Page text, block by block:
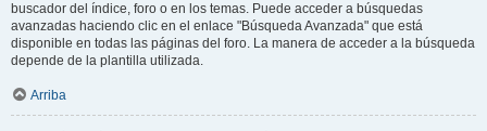
buscador del índice, foro o en los temas. Puede acceder a búsquedas
avanzadas haciendo clic en el enlace "Búsqueda Avanzada" que está
disponible en todas las páginas del foro. La manera de acceder a la búsqueda
depende de la plantilla utilizada.
Arriba